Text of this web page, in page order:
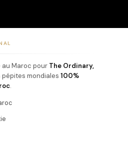
Maroc pour The Ordinary,
pépites mondiales 100%
.